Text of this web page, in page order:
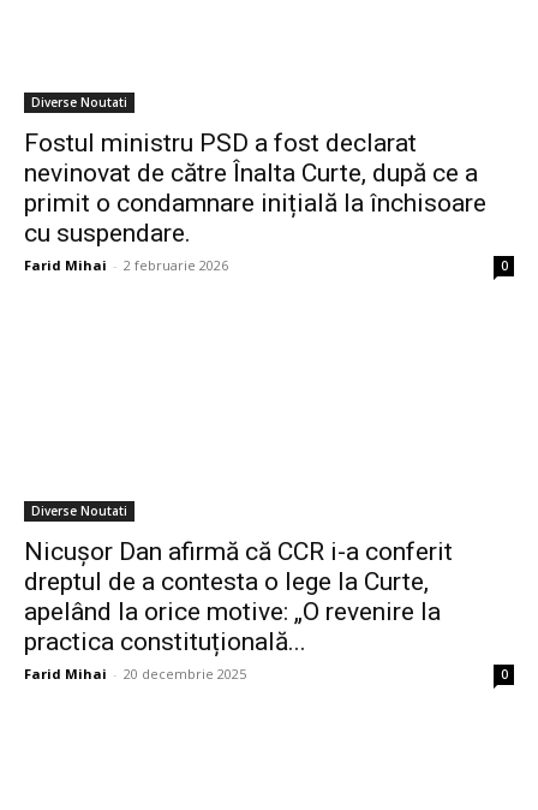
Diverse Noutati
Fostul ministru PSD a fost declarat
nevinovat de către Înalta Curte, după ce a
primit o condamnare inițială la închisoare
cu suspendare.
Farid Mihai - 2 februarie 2026 0
Diverse Noutati
Nicușor Dan afirmă că CCR i-a conferit
dreptul de a contesta o lege la Curte,
apelând la orice motive: „O revenire la
practica constituțională...
Farid Mihai - 20 decembrie 2025 0